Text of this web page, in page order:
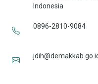
Indonesia
0896-2810-9084